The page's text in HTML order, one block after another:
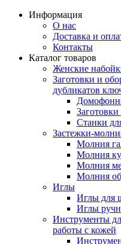
Информация
О нас
Доставка и
Контакты
Каталог товаров
Женские
Заготовки и
дубликатов
Станки
Застежки-
Молния
Молния
Молния
Молния
Иглы
Иглы для
Иглы
Инструменты
работы с кожей